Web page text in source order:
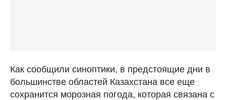
Как сообщили синоптики, в предстоящие дни в
большинстве областей Казахстана все еще
сохранится морозная погода, которая связана с